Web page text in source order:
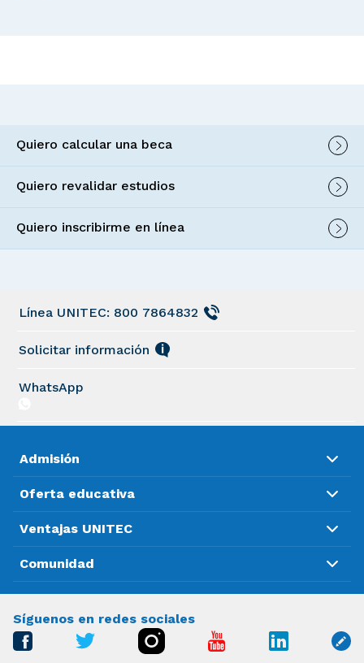
Quiero calcular una beca
Quiero revalidar estudios
Quiero inscribirme en línea
Línea UNITEC: 800 7864832
Solicitar información
WhatsApp
Admisión
Oferta educativa
Ventajas UNITEC
Comunidad
Síguenos en redes sociales